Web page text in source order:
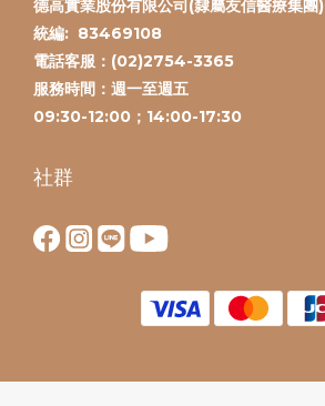
德高實業股份有限公司(隸屬友信醫療集團)
統編: 83469108
電話客服：(02)2754-3365
服務時間： 週一至週五
09:30-12:00；14:00-17:30
社群